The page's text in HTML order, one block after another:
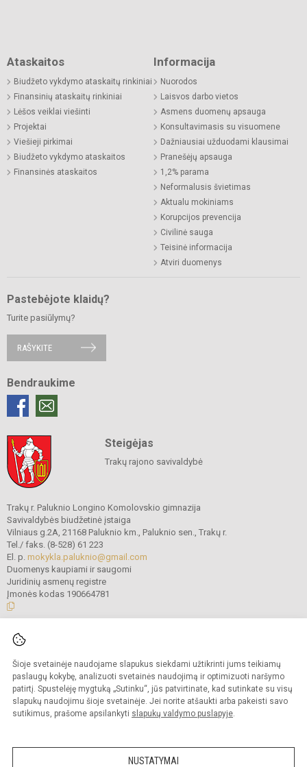
Šioje svetainėje naudojame slapukus siekdami užtikrinti jums teikiamų
paslaugų kokybę, analizuoti svetainės naudojimą ir optimizuoti naršymo
patirtį. Spustelėję mygtuką „Sutinku“, jūs patvirtinate, kad sutinkate su visų
slapukų naudojimu šioje svetainėje. Jei norite atšaukti arba pakeisti savo
sutikimus, prašome apsilankyti slapukų valdymo puslapyje.
NUSTATYMAI
Ataskaitos
Biudžeto vykdymo ataskaitų rinkiniai
Finansinių ataskaitų rinkiniai
Lėšos veiklai viešinti
Projektai
Viešieji pirkimai
Biudžeto vykdymo ataskaitos
Finansinės ataskaitos
Informacija
Nuorodos
Laisvos darbo vietos
Asmens duomenų apsauga
Konsultavimasis su visuomene
Dažniausiai užduodami klausimai
Pranešėjų apsauga
1,2% parama
Neformalusis švietimas
Aktualu mokiniams
Korupcijos prevencija
Civilinė sauga
Teisinė informacija
Atviri duomenys
Pastebėjote klaidų?
Turite pasiūlymų?
RAŠYKITE
Bendraukime
Steigėjas
Trakų rajono savivaldybė
Trakų r. Paluknio Longino Komolovskio gimnazija
Savivaldybės biudžetinė įstaiga
Vilniaus g.2A, 21168 Paluknio km., Paluknio sen., Trakų r.
Tel./ faks. (8-528) 61 223
El. p. mokykla.paluknio@gmail.com
Duomenys kaupiami ir saugomi
Juridinių asmenų registre
Įmonės kodas 190664781
© 2021. Trakų r. Paluknio Longino Komolovskio gimnazija. Visos teisės
Kopijuoti turinį be raštiško gimnazijos administracijos sutikimo griežtai
draudžiama.
Prieinamumo paraiška Slapukų valdymas
Sumanus būdas atnaujinti